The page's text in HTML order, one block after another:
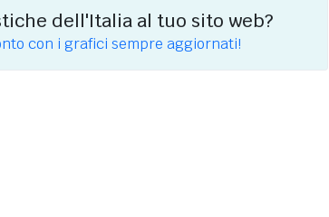
dell'Italia al tuo sito web?
con i grafici sempre aggiornati!